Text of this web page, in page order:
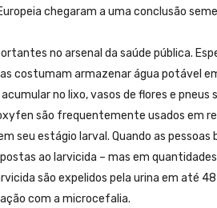
chegaram a uma conclusão
no arsenal da saúde pública.
costumam armazenar água potável
no lixo, vasos de flores e
são frequentemente usados em
seu estágio larval. Quando as
ao larvicida – mas em
são expelidos pela urina em até
com a microcefalia.